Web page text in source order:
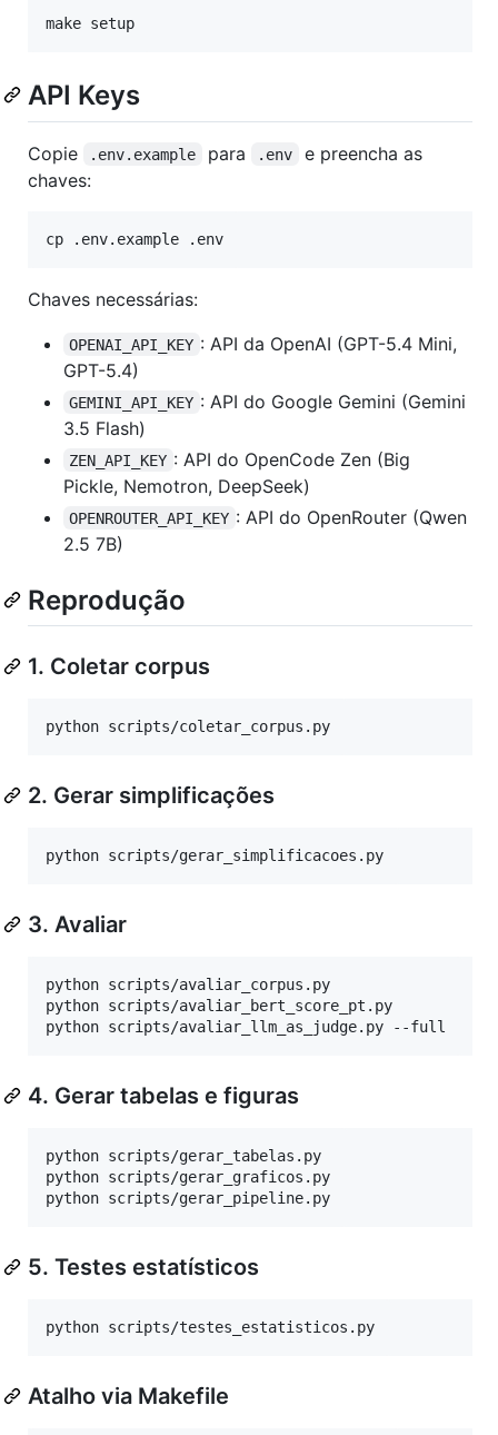
make setup
API Keys
Copie .env.example para .env
e preencha as
chaves:
cp .env.example .env
Chaves necessárias:
OPENAI_API_KEY : API da OpenAI (GPT-5.4 Mini,
GPT-5.4)
GEMINI_API_KEY : API do Google Gemini (Gemini
3.5 Flash)
ZEN_API_KEY : API do OpenCode Zen (Big
Pickle, Nemotron, DeepSeek)
OPENROUTER_API_KEY : API do OpenRouter (Qwen
2.5 7B)
Reprodução
1. Coletar corpus
python scripts/coletar_corpus.py
2. Gerar simplificações
python scripts/gerar_simplificacoes.py
3. Avaliar
python scripts/avaliar_corpus.py
python scripts/avaliar_bert_score_pt.py
python scripts/avaliar_llm_as_judge.py --full
4. Gerar tabelas e figuras
python scripts/gerar_tabelas.py
python scripts/gerar_graficos.py
python scripts/gerar_pipeline.py
5. Testes estatísticos
python scripts/testes_estatisticos.py
Atalho via Makefile